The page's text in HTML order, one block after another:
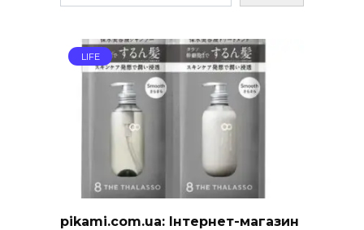
LIFE
pikami.com.ua: Інтернет-магазин